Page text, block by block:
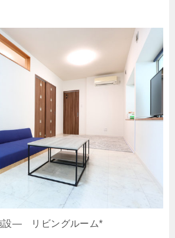
― リビングルーム*